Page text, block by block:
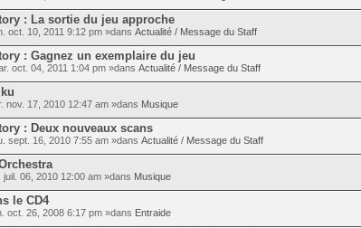
: La sortie du jeu approche
oct. 10, 2011 9:12 pm »dans Actualité / Message du Staff
: Gagnez un exemplaire du jeu
oct. 04, 2011 1:04 pm »dans Actualité / Message du Staff
nov. 17, 2010 12:47 am »dans Musique
: Deux nouveaux scans
sept. 16, 2010 7:55 am »dans Actualité / Message du Staff
juil. 06, 2010 12:00 am »dans Musique
le CD4
oct. 26, 2008 6:17 pm »dans Entraide